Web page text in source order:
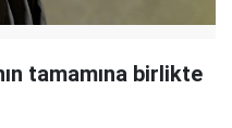
tamamına birlikte